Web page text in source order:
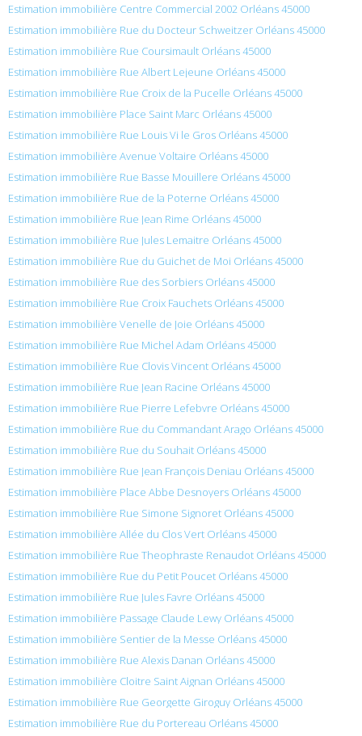
Estimation immobilière Centre Commercial 2002 Orléans 45000
Estimation immobilière Rue du Docteur Schweitzer Orléans 45000
Estimation immobilière Rue Coursimault Orléans 45000
Estimation immobilière Rue Albert Lejeune Orléans 45000
Estimation immobilière Rue Croix de la Pucelle Orléans 45000
Estimation immobilière Place Saint Marc Orléans 45000
Estimation immobilière Rue Louis Vi le Gros Orléans 45000
Estimation immobilière Avenue Voltaire Orléans 45000
Estimation immobilière Rue Basse Mouillere Orléans 45000
Estimation immobilière Rue de la Poterne Orléans 45000
Estimation immobilière Rue Jean Rime Orléans 45000
Estimation immobilière Rue Jules Lemaitre Orléans 45000
Estimation immobilière Rue du Guichet de Moi Orléans 45000
Estimation immobilière Rue des Sorbiers Orléans 45000
Estimation immobilière Rue Croix Fauchets Orléans 45000
Estimation immobilière Venelle de Joie Orléans 45000
Estimation immobilière Rue Michel Adam Orléans 45000
Estimation immobilière Rue Clovis Vincent Orléans 45000
Estimation immobilière Rue Jean Racine Orléans 45000
Estimation immobilière Rue Pierre Lefebvre Orléans 45000
Estimation immobilière Rue du Commandant Arago Orléans 45000
Estimation immobilière Rue du Souhait Orléans 45000
Estimation immobilière Rue Jean François Deniau Orléans 45000
Estimation immobilière Place Abbe Desnoyers Orléans 45000
Estimation immobilière Rue Simone Signoret Orléans 45000
Estimation immobilière Allée du Clos Vert Orléans 45000
Estimation immobilière Rue Theophraste Renaudot Orléans 45000
Estimation immobilière Rue du Petit Poucet Orléans 45000
Estimation immobilière Rue Jules Favre Orléans 45000
Estimation immobilière Passage Claude Lewy Orléans 45000
Estimation immobilière Sentier de la Messe Orléans 45000
Estimation immobilière Rue Alexis Danan Orléans 45000
Estimation immobilière Cloitre Saint Aignan Orléans 45000
Estimation immobilière Rue Georgette Giroguy Orléans 45000
Estimation immobilière Rue du Portereau Orléans 45000